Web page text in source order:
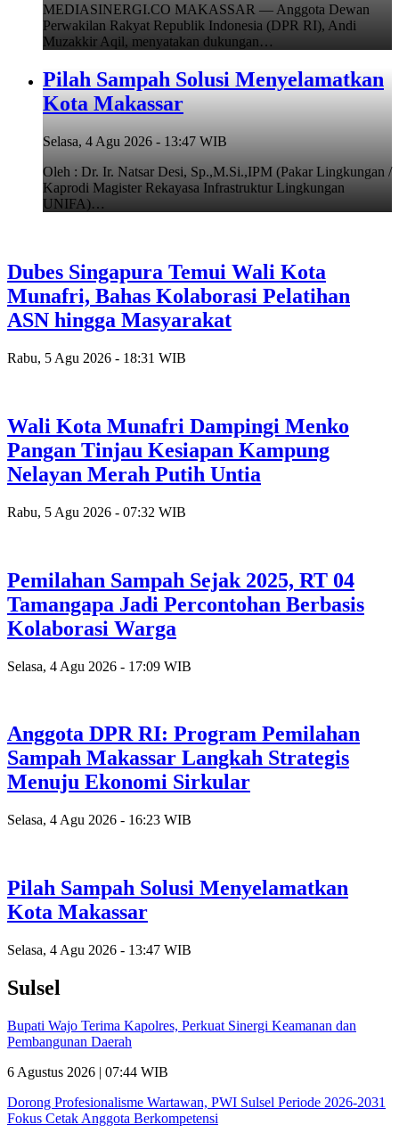
MEDIASINERGI.CO MAKASSAR — Anggota Dewan
Perwakilan Rakyat Republik Indonesia (DPR RI), Andi
Muzakkir Aqil, menyatakan dukungan…
Pilah Sampah Solusi Menyelamatkan
Kota Makassar
Selasa, 4 Agu 2026 - 13:47 WIB
Oleh : Dr. Ir. Natsar Desi, Sp.,M.Si.,IPM (Pakar Lingkungan /
Kaprodi Magister Rekayasa Infrastruktur Lingkungan
UNIFA)…
Dubes Singapura Temui Wali Kota
Munafri, Bahas Kolaborasi Pelatihan
ASN hingga Masyarakat
Rabu, 5 Agu 2026 - 18:31 WIB
Wali Kota Munafri Dampingi Menko
Pangan Tinjau Kesiapan Kampung
Nelayan Merah Putih Untia
Rabu, 5 Agu 2026 - 07:32 WIB
Pemilahan Sampah Sejak 2025, RT 04
Tamangapa Jadi Percontohan Berbasis
Kolaborasi Warga
Selasa, 4 Agu 2026 - 17:09 WIB
Anggota DPR RI: Program Pemilahan
Sampah Makassar Langkah Strategis
Menuju Ekonomi Sirkular
Selasa, 4 Agu 2026 - 16:23 WIB
Pilah Sampah Solusi Menyelamatkan
Kota Makassar
Selasa, 4 Agu 2026 - 13:47 WIB
Sulsel
Bupati Wajo Terima Kapolres, Perkuat Sinergi Keamanan dan
Pembangunan Daerah
6 Agustus 2026 | 07:44 WIB
Dorong Profesionalisme Wartawan, PWI Sulsel Periode 2026-2031
Fokus Cetak Anggota Berkompetensi